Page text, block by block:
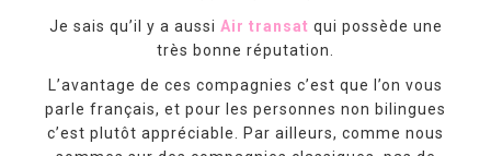
Je sais qu’il y a aussi Air transat qui possède une
très bonne réputation.
L’avantage de ces compagnies c’est que l’on vous
parle français, et pour les personnes non bilingues
c’est plutôt appréciable. Par ailleurs, comme nous